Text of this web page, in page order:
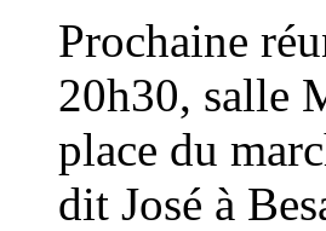
Prochaine
20h30, salle
place du
dit José à